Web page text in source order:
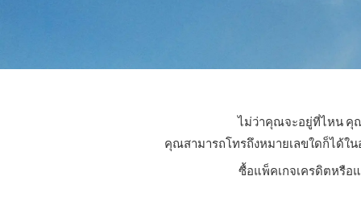
ไม่ว่าคุณจะอยู่ที่ไหน คุ
คุณสามารถโทรถึงหมายเลขใดก็ได้ใ
ซื้อแพ็คเกจเครดิตหรือ